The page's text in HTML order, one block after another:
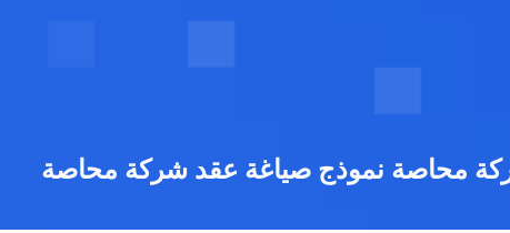
محاصة نموذج صياغة عقد شركة محاصة